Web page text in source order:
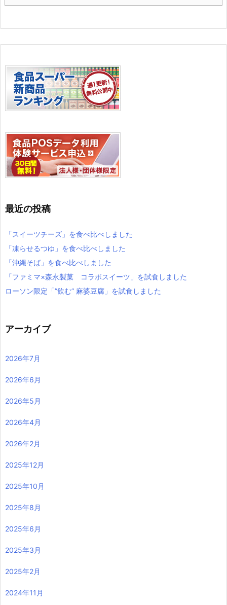
最近の投稿
「スイーツチーズ」を食べ比べしました
「凍らせるつゆ」を食べ比べしました
「沖縄そば」を食べ比べしました
「ファミマ×森永製菓 コラボスイーツ」を試食しました
ローソン限定「”飲む” 麻婆豆腐」を試食しました
アーカイブ
2026年7月
2026年6月
2026年5月
2026年4月
2026年2月
2025年12月
2025年10月
2025年8月
2025年6月
2025年3月
2025年2月
2024年11月